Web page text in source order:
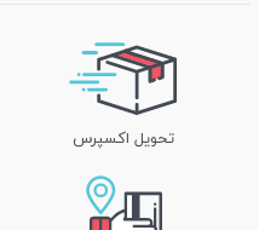
تحویل اکسپرس